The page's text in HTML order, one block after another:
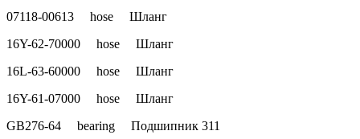
07118-00613 hose Шланг
16Y-62-70000 hose Шланг
16L-63-60000 hose Шланг
16Y-61-07000 hose Шланг
GB276-64 bearing Подшипник 311